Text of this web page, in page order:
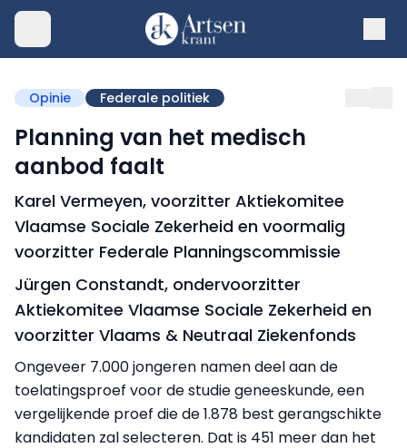
Opinie Federale politiek
Planning van het medisch
aanbod faalt
Karel Vermeyen, voorzitter Aktiekomitee
Vlaamse Sociale Zekerheid en voormalig
voorzitter Federale Planningscommissie
Jürgen Constandt, ondervoorzitter
Aktiekomitee Vlaamse Sociale Zekerheid en
voorzitter Vlaams & Neutraal Ziekenfonds
Ongeveer 7.000 jongeren namen deel aan de
toelatingsproef voor de studie geneeskunde, een
vergelijkende proef die de 1.878 best gerangschikte
kandidaten zal selecteren. Dat is 451 meer dan het